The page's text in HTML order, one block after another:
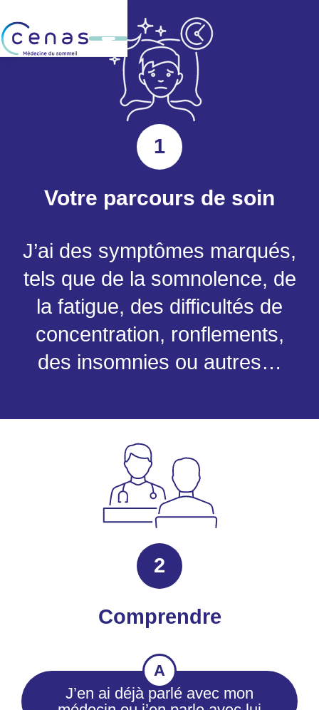
1
Votre parcours de soin
J’ai des symptômes marqués,
tels que de la somnolence, de
la fatigue, des difficultés de
concentration, ronflements,
des insomnies ou autres…
2
Comprendre
A
J’en ai déjà parlé avec mon